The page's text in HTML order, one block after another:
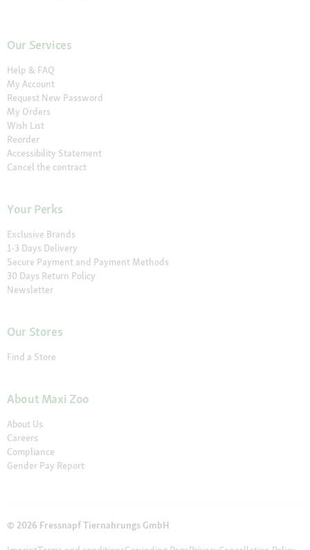
Our Services
Help & FAQ
My Account
Request New Password
My Orders
Wish List
Reorder
Accessibility Statement
Cancel the contract
Your Perks
Exclusive Brands
1-3 Days Delivery
Secure Payment and Payment Methods
30 Days Return Policy
Newsletter
Our Stores
Find a Store
About Maxi Zoo
About Us
Careers
Compliance
Gender Pay Report
© 2026 Fressnapf Tiernahrungs GmbH